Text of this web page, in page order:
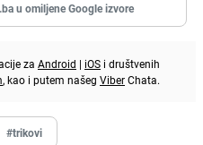
u omiljene Google izvore
za Android | iOS i društvenih
, kao i putem našeg ViberChata.
#trikovi